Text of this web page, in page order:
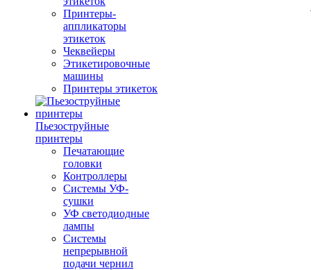
Принтеры-
аппликаторы
этикеток
Чеквейеры
Этикетировочные
машины
Принтеры этикеток
Пьезоструйные
принтеры
Печатающие
головки
Контроллеры
Системы УФ-
сушки
УФ светодиодные
лампы
Системы
непрерывной
подачи чернил